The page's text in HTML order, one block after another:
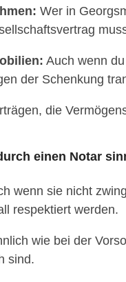
Wer in
Auch wenn
der Schenkung
die
einen Notar
wenn sie nicht
respektiert werden.
wie bei der
sind.